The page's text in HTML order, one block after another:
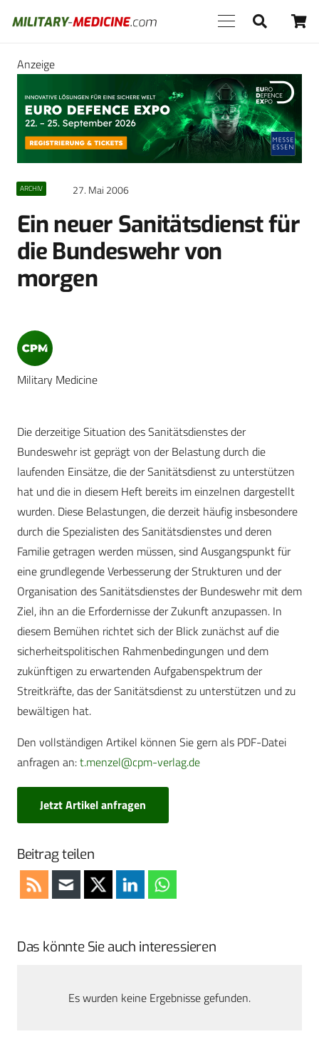
Anzeige
ARCHIV 27. Mai 2006
Ein neuer Sanitätsdienst für
die Bundeswehr von
morgen
Military Medicine
Die derzeitige Situation des Sanitätsdienstes der
Bundeswehr ist geprägt von der Belastung durch die
laufenden Einsätze, die der Sanitätsdienst zu unterstützen
hat und die in diesem Heft bereits im einzelnen dargestellt
wurden. Diese Belastungen, die derzeit häufig insbesondere
durch die Spezialisten des Sanitätsdienstes und deren
Familie getragen werden müssen, sind Ausgangspunkt für
eine grundlegende Verbesserung der Strukturen und der
Organisation des Sanitätsdienstes der Bundeswehr mit dem
Ziel, ihn an die Erfordernisse der Zukunft anzupassen. In
diesem Bemühen richtet sich der Blick zunächst auf die
sicherheitspolitischen Rahmenbedingungen und dem
zukünftigen zu erwartenden Aufgabenspektrum der
Streitkräfte, das der Sanitätsdienst zu unterstützen und zu
bewältigen hat.
Den vollständigen Artikel können Sie gern als PDF-Datei
anfragen an:t.menzel@cpm-verlag.de
Jetzt Artikel anfragen
Beitrag teilen
Das könnte Sie auch interessieren
Es wurden keine Ergebnisse gefunden.